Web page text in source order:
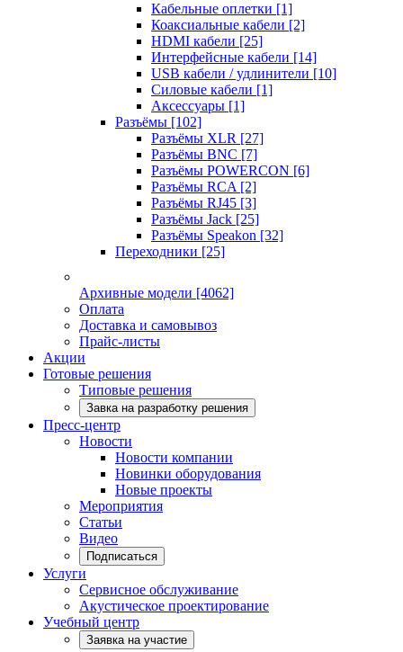
Кабельные оплетки [1]
Коаксиальные кабели [2]
HDMI кабели [25]
Интерфейсные кабели [14]
USB кабели / удлинители [10]
Силовые кабели [1]
Аксессуары [1]
Разъёмы [102]
Разъёмы XLR [27]
Разъёмы BNC [7]
Разъёмы POWERCON [6]
Разъёмы RCA [2]
Разъёмы RJ45 [3]
Разъёмы Jack [25]
Разъёмы Speakon [32]
Переходники [25]
Архивные модели [4062]
Оплата
Доставка и самовывоз
Прайс-листы
Акции
Готовые решения
Типовые решения
Завка на разработку решения
Пресс-центр
Новости
Новости компании
Новинки оборудования
Новые проекты
Мероприятия
Статьи
Видео
Подписаться
Услуги
Сервисное обслуживание
Акустическое проектирование
Учебный центр
Заявка на участие